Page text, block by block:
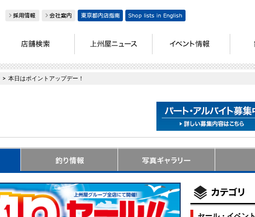
> 本日はポイントアップデー！